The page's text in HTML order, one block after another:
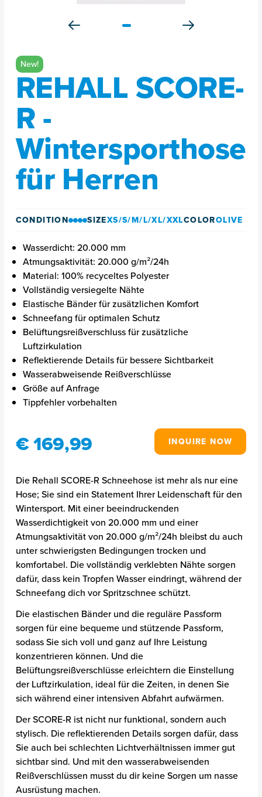
New!
REHALL SCORE-
R -
Wintersporthose
für Herren
CONDITION SIZEXS/S/M/L/XL/XXLCOLOROLIVE
Wasserdicht: 20.000 mm
Atmungsaktivität: 20.000 g/m²/24h
Material: 100% recyceltes Polyester
Vollständig versiegelte Nähte
Elastische Bänder für zusätzlichen Komfort
Schneefang für optimalen Schutz
Belüftungsreißverschluss für zusätzliche
Luftzirkulation
Reflektierende Details für bessere Sichtbarkeit
Wasserabweisende Reißverschlüsse
Größe auf Anfrage
Tippfehler vorbehalten
€ 169,99 INQUIRE NOW
Die Rehall SCORE-R Schneehose ist mehr als nur eine
Hose; Sie sind ein Statement Ihrer Leidenschaft für den
Wintersport. Mit einer beeindruckenden
Wasserdichtigkeit von 20.000 mm und einer
Atmungsaktivität von 20.000 g/m²/24h bleibst du auch
unter schwierigsten Bedingungen trocken und
komfortabel. Die vollständig verklebten Nähte sorgen
dafür, dass kein Tropfen Wasser eindringt, während der
Schneefang dich vor Spritzschnee schützt.
Die elastischen Bänder und die reguläre Passform
sorgen für eine bequeme und stützende Passform,
sodass Sie sich voll und ganz auf Ihre Leistung
konzentrieren können. Und die
Belüftungsreißverschlüsse erleichtern die Einstellung
der Luftzirkulation, ideal für die Zeiten, in denen Sie
sich während einer intensiven Abfahrt aufwärmen.
Der SCORE-R ist nicht nur funktional, sondern auch
stylisch. Die reflektierenden Details sorgen dafür, dass
Sie auch bei schlechten Lichtverhältnissen immer gut
sichtbar sind. Und mit den wasserabweisenden
Reißverschlüssen musst du dir keine Sorgen um nasse
Ausrüstung machen.